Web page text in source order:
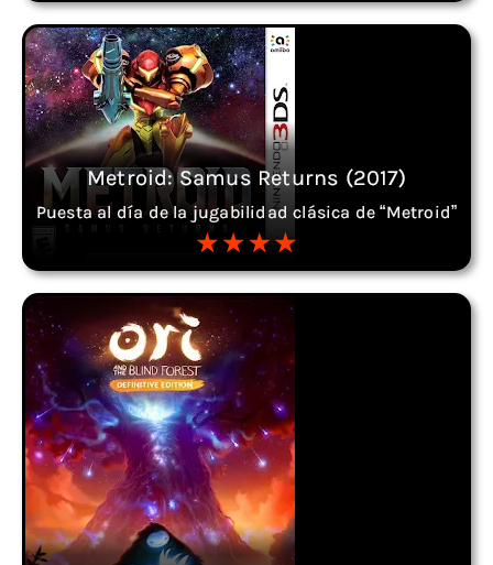
Metroid: Samus Returns (2017)
Puesta al día de la jugabilidad clásica de “Metroid”